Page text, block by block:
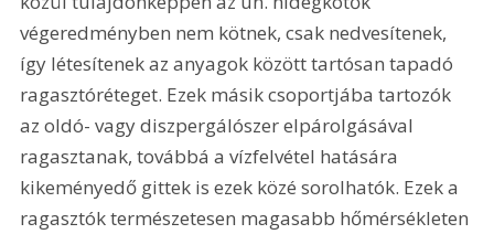
végeredményben nem kötnek, csak nedvesítenek,
így létesítenek az anyagok között tartósan tapadó
ragasztóréteget. Ezek másik csoportjába tartozók
az oldó- vagy diszpergálószer elpárolgásával
ragasztanak, továbbá a vízfelvétel hatására
kikeményedő gittek is ezek közé sorolhatók. Ezek a
ragasztók természetesen magasabb hőmérsékleten